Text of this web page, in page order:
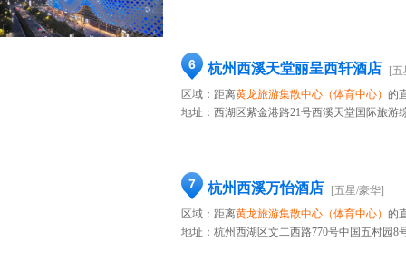
6 杭州西溪天堂丽呈西轩酒店
[
区域：距离黄龙旅游集散中心（体育中心） 的
地址： 西湖区紫金港路21号西溪天堂国际旅游
7 杭州西溪万怡酒店
[五星/豪华]
区域：距离黄龙旅游集散中心（体育中心） 的
地址： 杭州西湖区文二西路770号中国五村园8